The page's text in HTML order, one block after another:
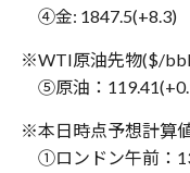
④金: 1847.5(+8.3)
※WTI原油先物($/
⑤原油：
※本日時点予想計算
①ロンドン午前：